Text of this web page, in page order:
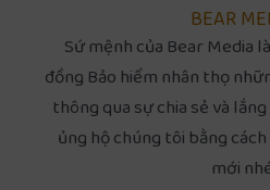
BEAR
Sứ mệnh của Bear Media
đồng Bảo hiểm nhân thọ
thông qua sự chia sẻ và
ủng hộ chúng tôi bằng
mới